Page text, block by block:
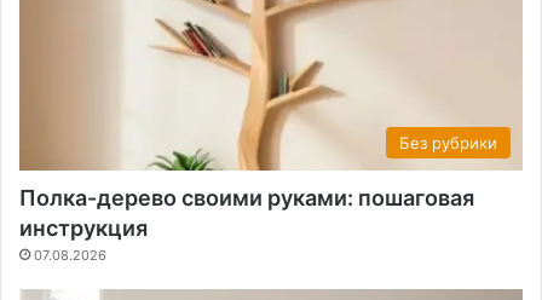
Без рубрики
Полка-дерево своими руками: пошаговая
инструкция
07.08.2026